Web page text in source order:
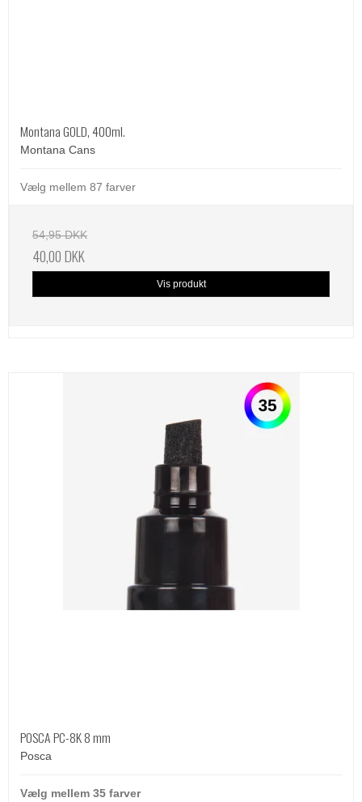
Montana GOLD, 400ml.
Montana Cans
Vælg mellem 87 farver
54,95 DKK
40,00 DKK
Vis produkt
POSCA PC-8K 8 mm
Posca
Vælg mellem 35 farver